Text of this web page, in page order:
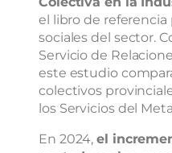
el libro de
sociales del sector.
Servicio de
este estudio
colectivos
los Servicios del
En 2024,el